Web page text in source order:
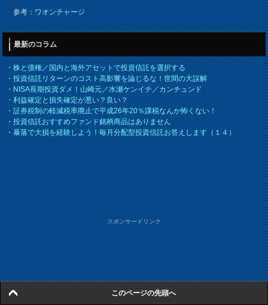
参考：ワオンチャージ
最新のコラム
・株と債権／国内と海外アセットで投資信託を選択する
・投資信託リターンのコスト高影響を論じるな！世間の大誤解
・NISA長期投資ダメ！山崎元／水瀬ケンイチ／カンチュンド
・利益確定と損失確定が悪い？良い？
・証券税制の軽減税率廃止で平成26年20％課税なんか怖くない！
・投資信託おすすめファンド銘柄商品はありません
・暴落で大損を経験しよう！毎月分配型投資信託お答えします（１４）
スポンサードリンク
このページの先頭へ